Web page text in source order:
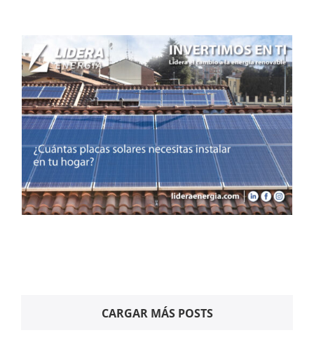
¿Cuántas placas solares
necesito?
Noticias
CARGAR MÁS POSTS